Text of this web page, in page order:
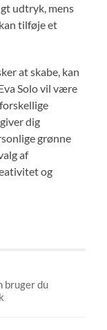
udtryk, mens
tilføje et
at skabe, kan
Solo vil være
dig
grønne
af
og
bruger du